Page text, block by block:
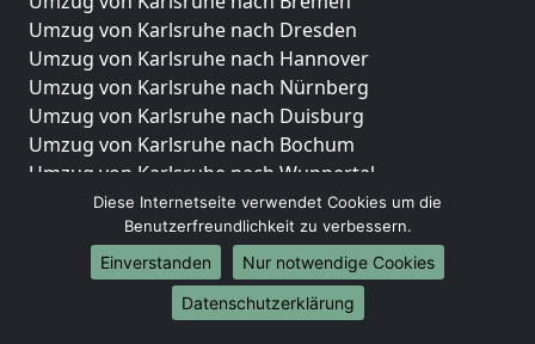
Umzug von Karlsruhe nach Dresden
Umzug von Karlsruhe nach Hannover
Umzug von Karlsruhe nach Nürnberg
Umzug von Karlsruhe nach Duisburg
Umzug von Karlsruhe nach Bochum
Umzug von Karlsruhe nach Wuppertal
Umzug von Karlsruhe nach Bielefeld
Umzug von Karlsruhe nach Bonn
Umzug von Karlsruhe nach Münster
Internationale-Umzüge
Diese Internetseite verwendet Cookies um die
Benutzerfreundlichkeit zu verbessern.
Einverstanden
Nur notwendige Cookies
Datenschutzerklärung